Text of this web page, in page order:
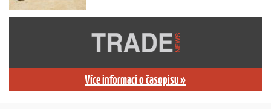
Více informací o časopisu »